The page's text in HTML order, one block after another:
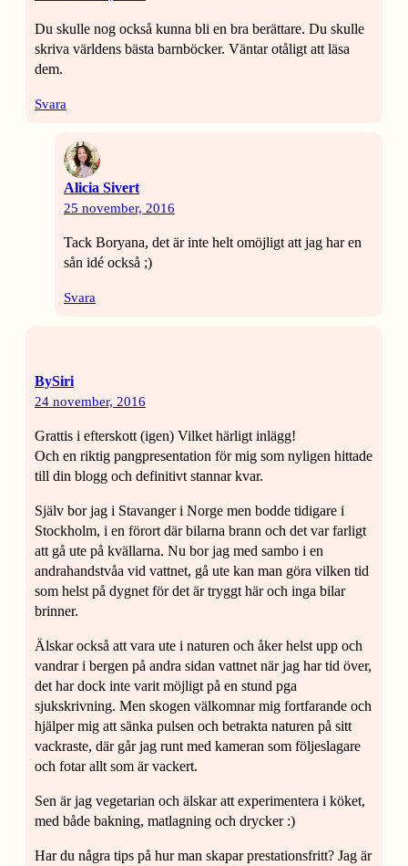
Du skulle nog också kunna bli en bra berättare. Du skulle
skriva världens bästa barnböcker. Väntar otåligt att läsa
dem.
Svara
Alicia Sivert
25 november, 2016
Tack Boryana, det är inte helt omöjligt att jag har en
sån idé också ;)
Svara
BySiri
24 november, 2016
Grattis i efterskott (igen) Vilket härligt inlägg!
Och en riktig pangpresentation för mig som nyligen hittade
till din blogg och definitivt stannar kvar.
Själv bor jag i Stavanger i Norge men bodde tidigare i
Stockholm, i en förort där bilarna brann och det var farligt
att gå ute på kvällarna. Nu bor jag med sambo i en
andrahandstvåa vid vattnet, gå ute kan man göra vilken tid
som helst på dygnet för det är tryggt här och inga bilar
brinner.
Älskar också att vara ute i naturen och åker helst upp och
vandrar i bergen på andra sidan vattnet när jag har tid över,
det har dock inte varit möjligt på en stund pga
sjukskrivning. Men skogen välkomnar mig fortfarande och
hjälper mig att sänka pulsen och betrakta naturen på sitt
vackraste, där går jag runt med kameran som följeslagare
och fotar allt som är vackert.
Sen är jag vegetarian och älskar att experimentera i köket,
med både bakning, matlagning och drycker :)
Har du några tips på hur man skapar prestationsfritt? Jag är